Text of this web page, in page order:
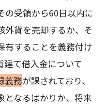
の受領から60日以内に
外貨を売却するか、そ
有することを義務付け
建て借入金について
義務が課されており、
となるばかりか、将来